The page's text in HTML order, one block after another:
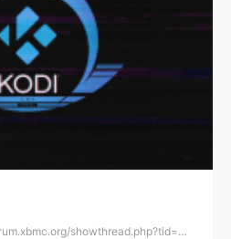
showthread.php?tid=…